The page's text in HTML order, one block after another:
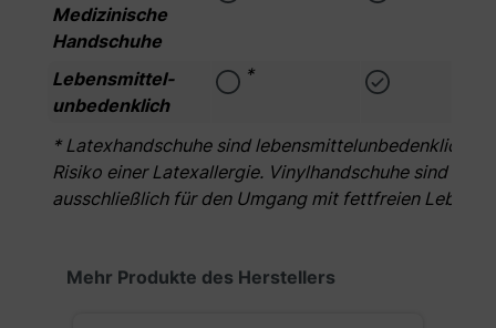
Medizinische
Handschuhe
Lebensmittel­
unbedenklich
*
* Latexhandschuhe sind lebensmittelunbedenklich.
Risiko einer Latexallergie. Vinylhandschuhe sind
ausschließlich für den Umgang mit fettfreien
Produktgalerie überspringen
Mehr Produkte des Herstellers